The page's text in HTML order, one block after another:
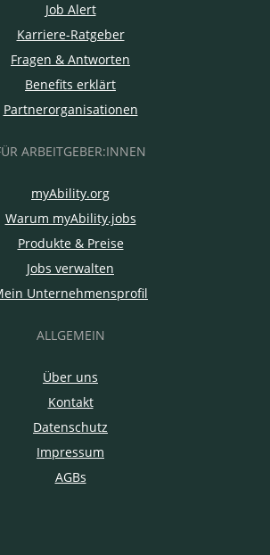
Job Alert
Karriere-Ratgeber
Fragen & Antworten
Benefits erklärt
Partnerorganisationen
ARBEITGEBER:INNEN
myAbility.org
Warum myAbility.jobs
Produkte & Preise
Jobs verwalten
Unternehmensprofil
ALLGEMEIN
Über uns
Kontakt
Datenschutz
Impressum
AGBs